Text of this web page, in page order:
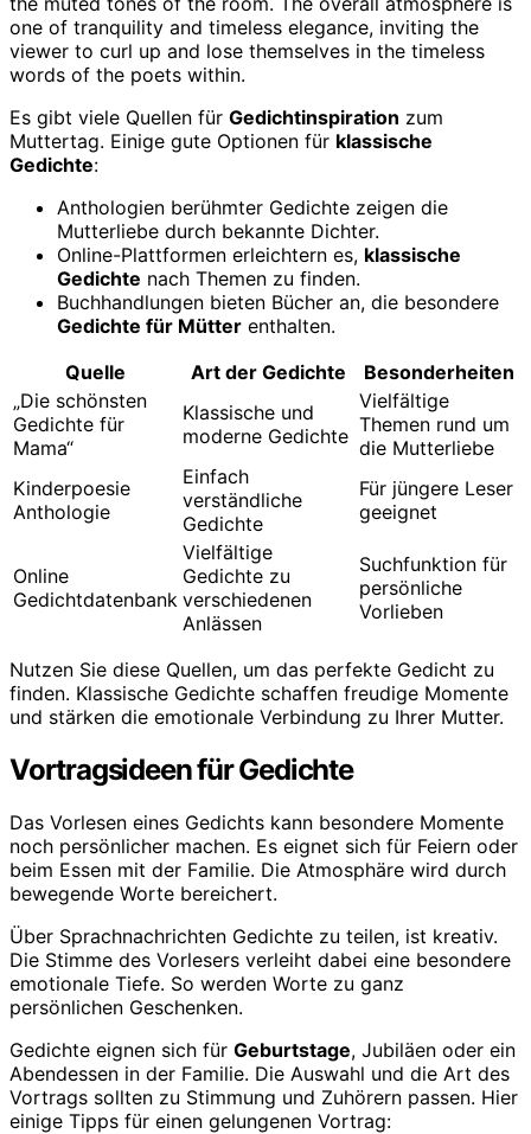
Es gibt viele Quellen für Gedichtinspiration zum
Muttertag. Einige gute Optionen für klassische
Gedichte:
Anthologien berühmter Gedichte zeigen die
Mutterliebe durch bekannte Dichter.
Online-Plattformen erleichtern es, klassische
Gedichte nach Themen zu finden.
Buchhandlungen bieten Bücher an, die besondere
Gedichte für Mütter enthalten.
Quelle
Art der Gedichte
Besonderheiten
„Die schönsten
Gedichte für
Mama“
Klassische und
moderne Gedichte
Vielfältige
Themen rund um
die Mutterliebe
Kinderpoesie
Anthologie
Einfach
verständliche
Gedichte
Für jüngere Leser
geeignet
Online
Gedichtdatenbank
Vielfältige
Gedichte zu
verschiedenen
Anlässen
Suchfunktion für
persönliche
Vorlieben
Nutzen Sie diese Quellen, um das perfekte Gedicht zu
finden. Klassische Gedichte schaffen freudige Momente
und stärken die emotionale Verbindung zu Ihrer Mutter.
Vortragsideen für Gedichte
Das Vorlesen eines Gedichts kann besondere Momente
noch persönlicher machen. Es eignet sich für Feiern oder
beim Essen mit der Familie. Die Atmosphäre wird durch
bewegende Worte bereichert.
Über Sprachnachrichten Gedichte zu teilen, ist kreativ.
Die Stimme des Vorlesers verleiht dabei eine besondere
emotionale Tiefe. So werden Worte zu ganz
persönlichen Geschenken.
Gedichte eignen sich für Geburtstage, Jubiläen oder ein
Abendessen in der Familie. Die Auswahl und die Art des
Vortrags sollten zu Stimmung und Zuhörern passen. Hier
einige Tipps für einen gelungenen Vortrag: